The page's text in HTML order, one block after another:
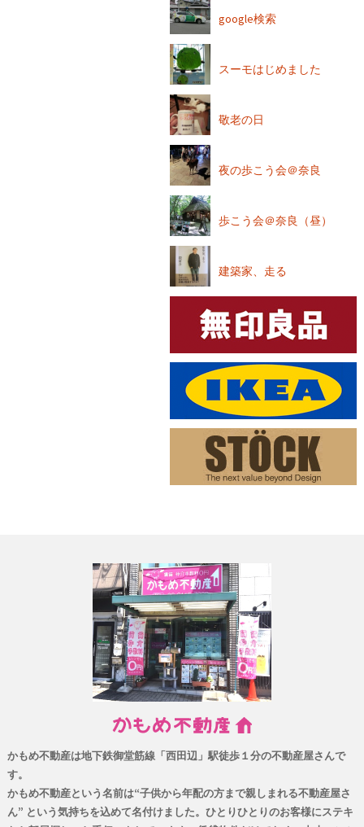
google検索
スーモはじめました
敬老の日
夜の歩こう会＠奈良
歩こう会＠奈良（昼）
建築家、走る
かもめ不動産は地下鉄御堂筋線「西田辺」駅徒歩１分の不動産屋さんで
す。
かもめ不動産という名前は“子供から年配の方まで親しまれる不動産屋さ
ん” という気持ちを込めて名付けました。ひとりひとりのお客様にステキ